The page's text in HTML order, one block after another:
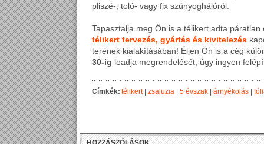
pliszé-, toló- vagy fix szúnyoghálóról.
Tapasztalja meg Ön is a télikert adta
télikert tervezés, gyártás és kivitelezés
terének kialakításában! Éljen Ön is a cég
30-ig leadja megrendelését, úgy ingyen
Címkék:télikert| zsaluzia 5 évszak árnyékolás